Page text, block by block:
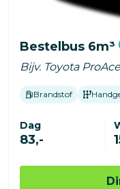
Bestelbus 6m³
Bijv. Toyota
Brandstof
Dag
83,-